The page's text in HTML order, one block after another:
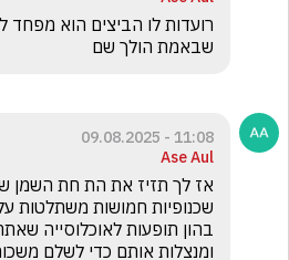
שבאמת הולך שם
11:08 - 09.08.2025
Ase Aul